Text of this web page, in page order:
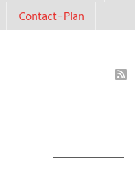
Contact-Plan